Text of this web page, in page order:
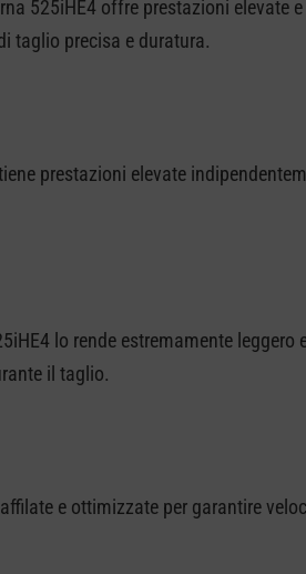
525iHE4 offre prestazioni elevate
taglio precisa e duratura.
prestazioni elevate
lo rende estremamente leggero
il taglio.
e ottimizzate per garantire